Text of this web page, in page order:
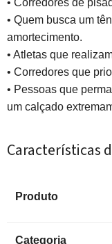
• Quem busca um
amortecimento.
• Atletas que
• Corredores que
• Pessoas que
um calçado
Características
Produto
Categoria